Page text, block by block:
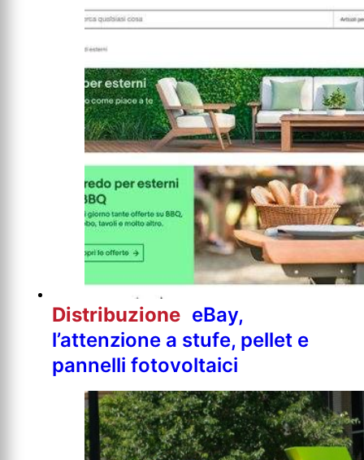
Distribuzione eBay,
l’attenzione a stufe, pellet e
pannelli fotovoltaici